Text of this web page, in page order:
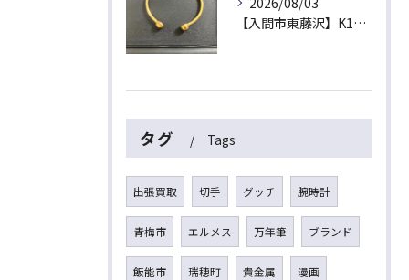
【入間市東藤沢】K18（18金）磁気ブレスレットをお買取！金相場高騰中の今、健康ジュエリーや古い金製品も高価買取いたします
タグ Tags
出張買取 切手 グッチ 腕時計
青梅市 エルメス 万年筆 ブランド
飯能市 瑞穂町 貴金属 漫画